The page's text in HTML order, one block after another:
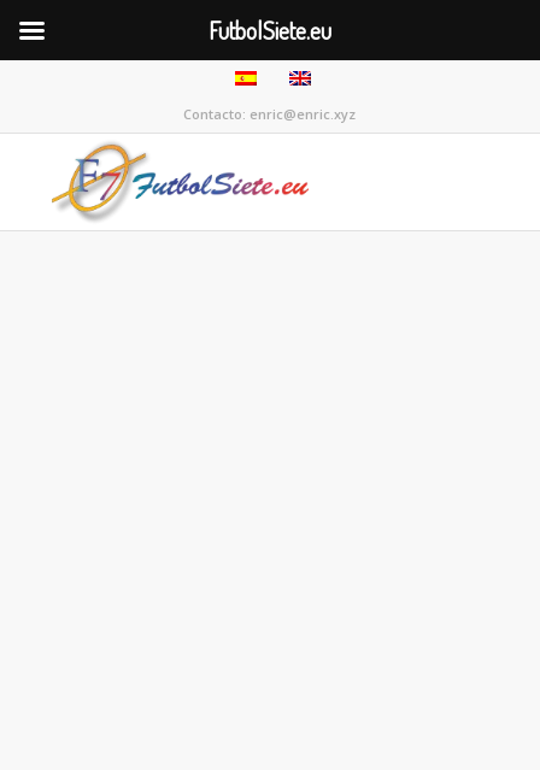
Contacto: enric@enric.xyz
FutbolSiete.eu